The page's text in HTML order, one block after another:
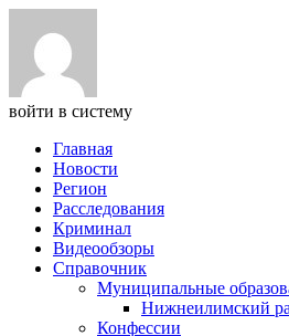
войти в систему
Главная
Новости
Регион
Расследования
Криминал
Видеообзоры
Справочник
Муниципальные
Нижнеилимский
Конфессии